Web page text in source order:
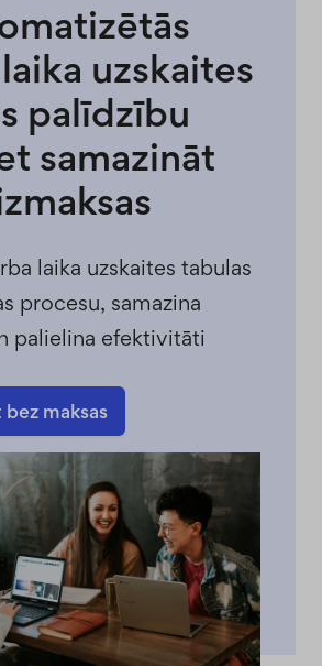
uzskaites
palīdzību
samazināt
laika uzskaites tabulas
procesu, samazina
palielina efektivitāti
maksas